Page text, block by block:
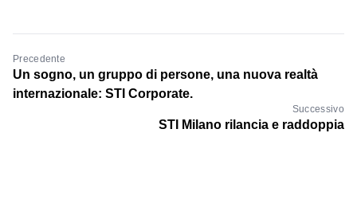
Precedente
Un sogno, un gruppo di persone, una nuova realtà
internazionale: STI Corporate.
Successivo
STI Milano rilancia e raddoppia